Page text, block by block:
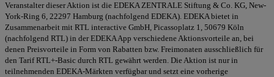
Veranstalter dieser Aktion ist die EDEKA ZENTRALE Stiftung & Co. KG, New-
York-Ring 6, 22297 Hamburg (nachfolgend EDEKA). EDEKA bietet in
Zusammenarbeit mit RTL interactive GmbH, Picassoplatz 1, 50679 Köln
(nachfolgend RTL) in der EDEKA App verschiedene Aktionsvorteile an, bei
denen Preisvorteile in Form von Rabatten bzw. Freimonaten ausschließlich für
den Tarif RTL+-Basic durch RTL gewährt werden. Die Aktion ist nur in
teilnehmenden EDEKA-Märkten verfügbar und setzt eine vorherige